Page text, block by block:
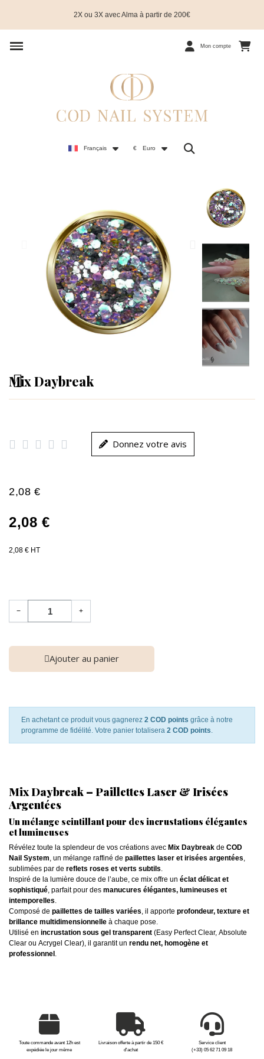
2X ou 3X avec Alma à partir de 200€
Mon compte
Français € Euro
Mix Daybreak
     Donnez votre avis
2,08 €
2,08 €
2,08 € HT
− +
Ajouter au panier
En achetant ce produit vous gagnerez 2 COD points grâce à notre
programme de fidélité. Votre panier totalisera 2 COD points.
Mix Daybreak – Paillettes Laser & Irisées
Argentées
Un mélange scintillant pour des incrustations élégantes
et lumineuses
Révélez toute la splendeur de vos créations avec Mix Daybreak de COD
Nail System, un mélange raffiné de paillettes laser et irisées argentées,
sublimées par de reflets roses et verts subtils.
Inspiré de la lumière douce de l’aube, ce mix offre un éclat délicat et
sophistiqué, parfait pour des manucures élégantes, lumineuses et
intemporelles.
Composé de paillettes de tailles variées, il apporte profondeur, texture et
brillance multidimensionnelle à chaque pose.
Utilisé en incrustation sous gel transparent (Easy Perfect Clear, Absolute
Clear ou Acrygel Clear), il garantit un rendu net, homogène et
professionnel .
Toute commande avant 12h est
expédiée le jour même
Livraison offerte à partir de 150 €
d'achat
Service client
(+33) 05 62 71 09 18